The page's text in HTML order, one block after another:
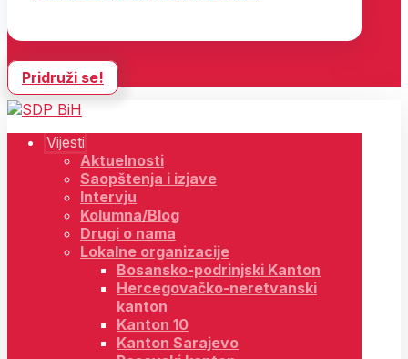
Pridruži se!
Vijesti
Aktuelnosti
Saopštenja i izjave
Intervju
Kolumna/Blog
Drugi o nama
Lokalne organizacije
Bosansko-podrinjski Kanton
Hercegovačko-neretvanski
kanton
Kanton 10
Kanton Sarajevo